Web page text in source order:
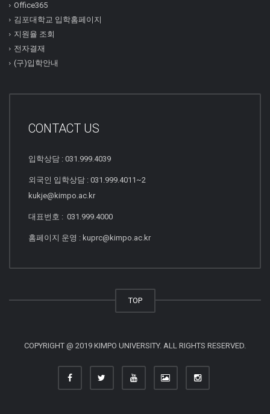
Office365
김포대학교 입학홈페이지
지원율 조회
전자결재
(구)입학안내
CONTACT US
입학상담 : 031.999.4039
외국인 입학상담 : 031.999.4011~2
kukje@kimpo.ac.kr
대표번호 : 031.999.4000
홈페이지 운영 : kuprc@kimpo.ac.kr
TOP
COPYRIGHT @ 2019 KIMPO UNIVERSITY. ALL RIGHTS RESERVED.